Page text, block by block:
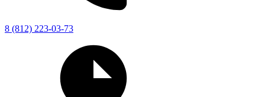
8 (812) 223-03-73